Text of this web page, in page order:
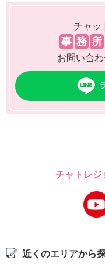
チャッ
事 務 所
お問い合
チャトレジ
近くのエリアから